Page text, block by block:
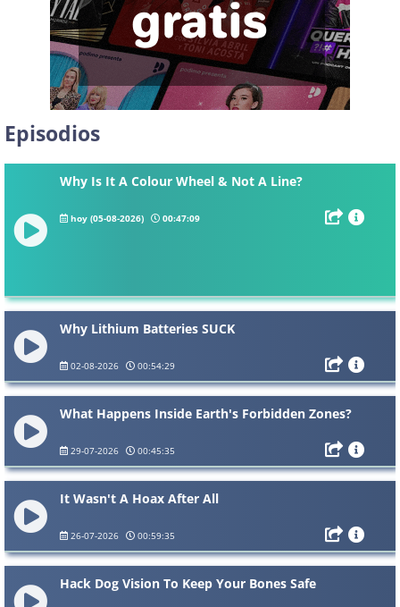
Episodios
Why Is It A Colour Wheel & Not A Line?
hoy (05-08-2026) 00:47:09
Why Lithium Batteries SUCK
02-08-2026 00:54:29
What Happens Inside Earth's Forbidden Zones?
29-07-2026 00:45:35
It Wasn't A Hoax After All
26-07-2026 00:59:35
Hack Dog Vision To Keep Your Bones Safe